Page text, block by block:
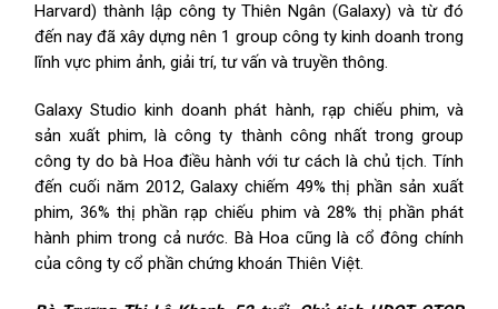
Harvard) thành lập công ty Thiên Ngân (Galaxy) và từ đó
đến nay đã xây dựng nên 1 group công ty kinh doanh trong
lĩnh vực phim ảnh, giải trí, tư vấn và truyền thông.
Galaxy Studio kinh doanh phát hành, rạp chiếu phim, và
sản xuất phim, là công ty thành công nhất trong group
công ty do bà Hoa điều hành với tư cách là chủ tịch. Tính
đến cuối năm 2012, Galaxy chiếm 49% thị phần sản xuất
phim, 36% thị phần rạp chiếu phim và 28% thị phần phát
hành phim trong cả nước. Bà Hoa cũng là cổ đông chính
của công ty cổ phần chứng khoán Thiên Việt.